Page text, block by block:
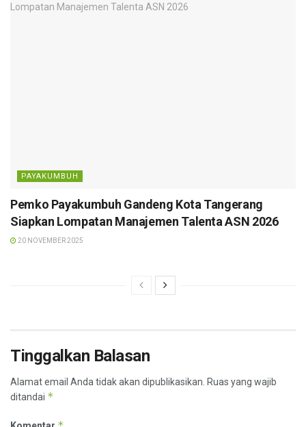
PAYAKUMBUH
Pemko Payakumbuh Gandeng Kota Tangerang
Siapkan Lompatan Manajemen Talenta ASN 2026
20 NOVEMBER 2025
Tinggalkan Balasan
Alamat email Anda tidak akan dipublikasikan. Ruas yang wajib
ditandai *